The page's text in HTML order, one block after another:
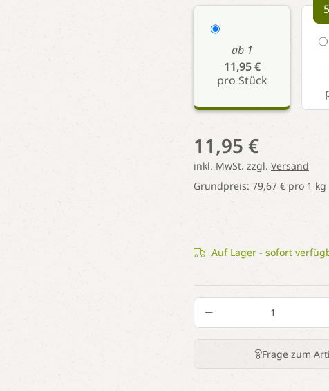
11,95 €
inkl. MwSt. zzgl. Versand
Grundpreis: 79,67 € pro 1 kg
Frage zum
Auf Lager - sofort
ab 1
11,95 €
pro Stück